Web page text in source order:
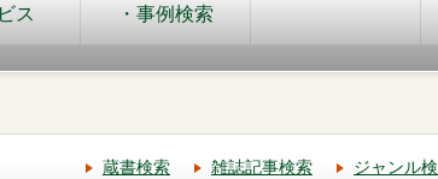
ス
・事例検索
蔵書検索 雑誌記事検索 ジャンル